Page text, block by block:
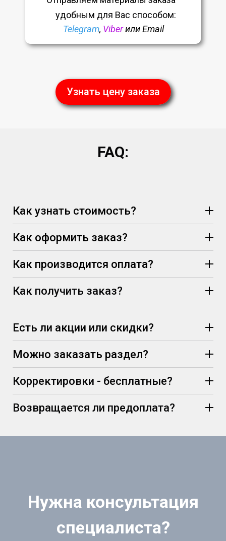
удобным для Вас способом:
Telegram, Viberили Email
Узнать цену заказа
FAQ:
Как узнать стоимость?
Как оформить заказ?
Как производится оплата?
Как получить заказ?
Есть ли акции или скидки?
Можно заказать раздел?
Корректировки - бесплатные?
Возвращается ли предоплата?
Нужна консультация
специалиста?